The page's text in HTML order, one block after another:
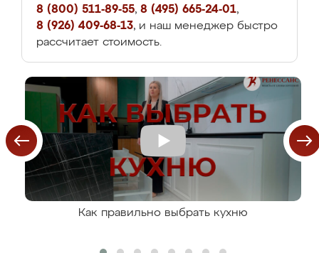
8 (800) 511-89-55, 8 (495) 665-24-01,
8 (926) 409-68-13, и наш менеджер быстро
рассчитает стоимость.
Как правильно выбрать кухню